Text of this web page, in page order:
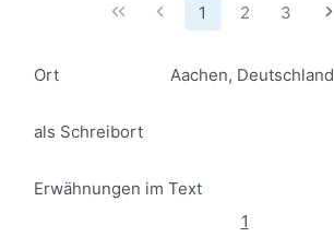
1 2 3
Ort Aachen, Deutschland
als Schreibort
Erwähnungen im Text
1